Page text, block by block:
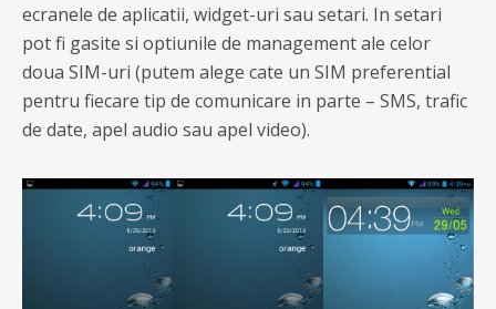
ecranele de aplicatii, widget-uri sau setari. In setari
pot fi gasite si optiunile de management ale celor
doua SIM-uri (putem alege cate un SIM preferential
pentru fiecare tip de comunicare in parte – SMS, trafic
de date, apel audio sau apel video).